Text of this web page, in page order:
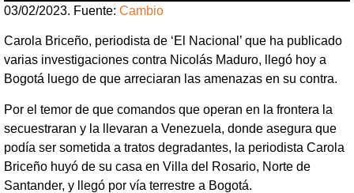
03/02/2023. Fuente: Cambio
Carola Briceño, periodista de ‘El Nacional’ que ha publicado
varias investigaciones contra Nicolás Maduro, llegó hoy a
Bogotá luego de que arreciaran las amenazas en su contra.
Por el temor de que comandos que operan en la frontera la
secuestraran y la llevaran a Venezuela, donde asegura que
podía ser sometida a tratos degradantes, la periodista Carola
Briceño huyó de su casa en Villa del Rosario, Norte de
Santander, y llegó por vía terrestre a Bogotá.